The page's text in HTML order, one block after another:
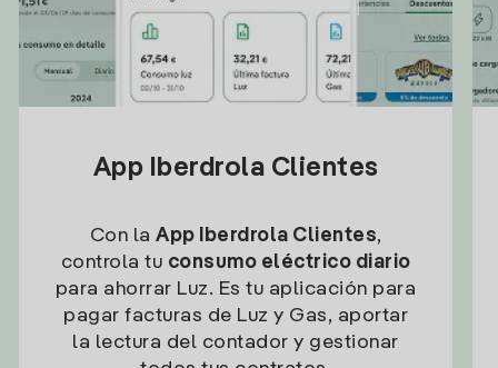
App Iberdrola Clientes
Con la App Iberdrola Clientes,
controla tu consumo eléctrico diario
para ahorrar Luz. Es tu aplicación para
pagar facturas de Luz y Gas, aportar
la lectura del contador y gestionar